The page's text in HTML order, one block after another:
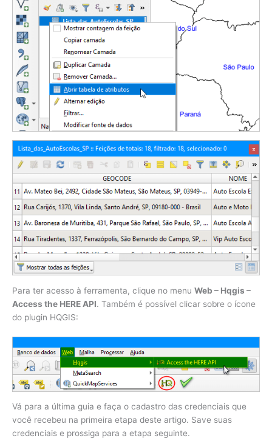
Para ter acesso à ferramenta, clique no menu Web – Hqgis –
Access the HERE API. Também é possível clicar sobre o ícone
do plugin HQGIS:
Vá para a última guia e faça o cadastro das credenciais que
você recebeu na primeira etapa deste artigo. Save suas
credenciais e prossiga para a etapa seguinte.